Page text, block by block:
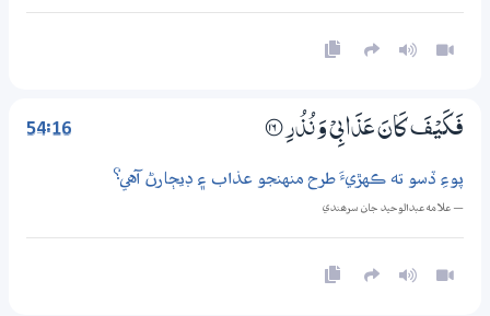
54:16 فَكَيْفَ كَانَ عَذَابِيْ وَنُذُرِ ؀16
پوءِ ڏسو ته ڪهڙيءَ طرح منهنجو عذاب ۽ ڊيڄارڻ آهي؟
— علامه عبدالوحيد جان سرھندي